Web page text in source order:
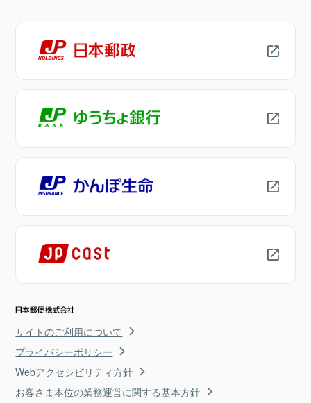
サイトのご利用について
プライバシーポリシー
Webアクセシビリティ方針
お客さま本位の業務運営に関する基本方針